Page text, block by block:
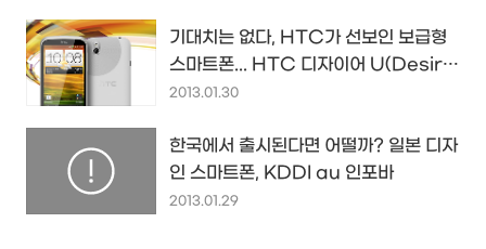
기대치는 없다, HTC가 선보인 보급형
스마트폰... HTC 디자이어 U(Desire
U)...
2013.01.30
한국에서 출시된다면 어떨까? 일본 디자
인 스마트폰, KDDI au 인포바
2013.01.29